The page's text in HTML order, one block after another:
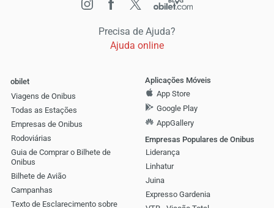
Precisa de Ajuda?
Ajuda online
obilet
Viagens de Onibus
Todas as Estações
Empresas de Onibus
Rodoviárias
Guia de Comprar o Bilhete de
Onibus
Bilhete de Avião
Campanhas
Texto de Esclarecimento sobre
Aplicações Móveis
App Store
Google Play
AppGallery
Empresas Populares de Onibus
Liderança
Linhatur
Juina
Expresso Gardenia